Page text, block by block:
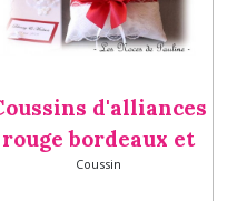
d'alliances
rouge bordeaux et
blanc, coussin
Coussin